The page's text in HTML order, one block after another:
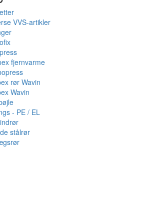
VVS-artikler
fjernvarme
rør Wavin
Wavin
- PE / EL
stålrør